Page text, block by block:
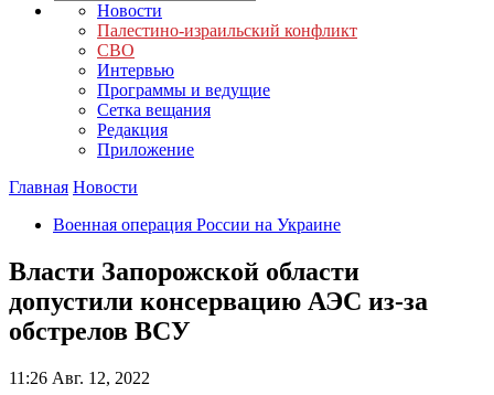
Новости
Палестино-израильский конфликт
СВО
Интервью
Программы и ведущие
Сетка вещания
Редакция
Приложение
Главная Новости
Военная операция России на Украине
Власти Запорожской области
допустили консервацию АЭС из-за
обстрелов ВСУ
11:26 Авг. 12, 2022